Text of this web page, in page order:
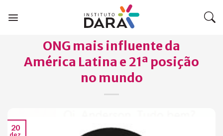
ONG mais influente da
América Latina e 21ª posição
no mundo
20